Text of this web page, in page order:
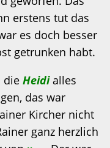
erstens tut das
es doch besser
getrunken habt.
die Heidialles
das war
Kircher nicht
ganz herzlich